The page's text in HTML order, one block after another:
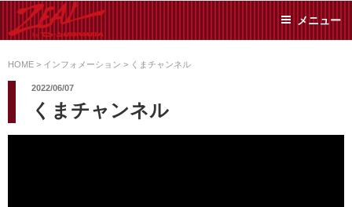
ン
ツ
ス
SUMIYAMA
た日常メンテから各種チ
ューニングまで、車に関
リーでお任せください!
メニュー
HOME > インフォメーション > くまチャンネル
2022/06/07
くまチャンネル